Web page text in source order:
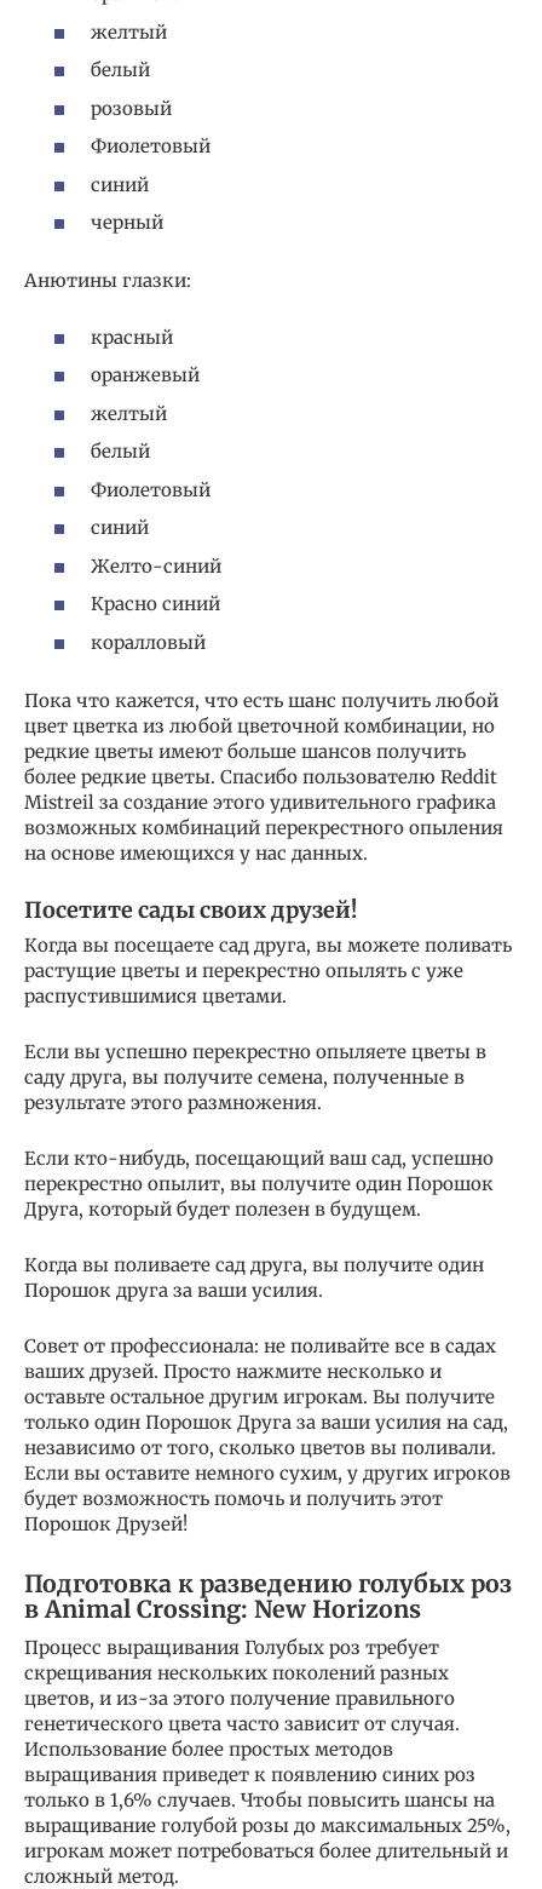
желтый
белый
розовый
Фиолетовый
синий
черный
Анютины глазки:
красный
оранжевый
желтый
белый
Фиолетовый
синий
Желто-синий
Красно синий
коралловый
Пока что кажется, что есть шанс получить любой
цвет цветка из любой цветочной комбинации, но
редкие цветы имеют больше шансов получить
более редкие цветы. Спасибо пользователю Reddit
Mistreil за создание этого удивительного графика
возможных комбинаций перекрестного опыления
на основе имеющихся у нас данных.
Посетите сады своих друзей!
Когда вы посещаете сад друга, вы можете поливать
растущие цветы и перекрестно опылять с уже
распустившимися цветами.
Если вы успешно перекрестно опыляете цветы в
саду друга, вы получите семена, полученные в
результате этого размножения.
Если кто-нибудь, посещающий ваш сад, успешно
перекрестно опылит, вы получите один Порошок
Друга, который будет полезен в будущем.
Когда вы поливаете сад друга, вы получите один
Порошок друга за ваши усилия.
Совет от профессионала: не поливайте все в садах
ваших друзей. Просто нажмите несколько и
оставьте остальное другим игрокам. Вы получите
только один Порошок Друга за ваши усилия на сад,
независимо от того, сколько цветов вы поливали.
Если вы оставите немного сухим, у других игроков
будет возможность помочь и получить этот
Порошок Друзей!
Подготовка к разведению голубых роз
в Animal Crossing: New Horizons
Процесс выращивания Голубых роз требует
скрещивания нескольких поколений разных
цветов, и из-за этого получение правильного
генетического цвета часто зависит от случая.
Использование более простых методов
выращивания приведет к появлению синих роз
только в 1,6% случаев. Чтобы повысить шансы на
выращивание голубой розы до максимальных 25%,
игрокам может потребоваться более длительный и
сложный метод.